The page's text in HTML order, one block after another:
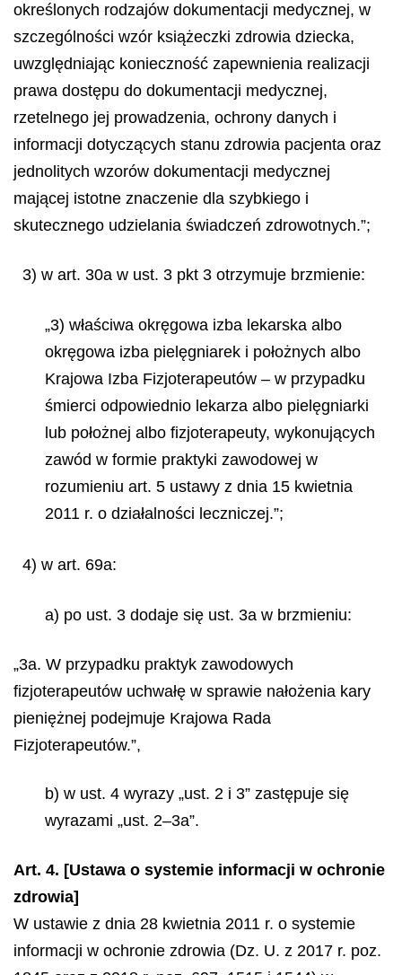
określonych rodzajów dokumentacji medycznej, w
szczególności wzór książeczki zdrowia dziecka,
uwzględniając konieczność zapewnienia realizacji
prawa dostępu do dokumentacji medycznej,
rzetelnego jej prowadzenia, ochrony danych i
informacji dotyczących stanu zdrowia pacjenta oraz
jednolitych wzorów dokumentacji medycznej
mającej istotne znaczenie dla szybkiego i
skutecznego udzielania świadczeń zdrowotnych.”;
3) w art. 30a w ust. 3 pkt 3 otrzymuje brzmienie:
„3) właściwa okręgowa izba lekarska albo
okręgowa izba pielęgniarek i położnych albo
Krajowa Izba Fizjoterapeutów – w przypadku
śmierci odpowiednio lekarza albo pielęgniarki
lub położnej albo fizjoterapeuty, wykonujących
zawód w formie praktyki zawodowej w
rozumieniu art. 5 ustawy z dnia 15 kwietnia
2011 r. o działalności leczniczej.”;
4) w art. 69a:
a) po ust. 3 dodaje się ust. 3a w brzmieniu:
„3a. W przypadku praktyk zawodowych
fizjoterapeutów uchwałę w sprawie nałożenia kary
pieniężnej podejmuje Krajowa Rada
Fizjoterapeutów.”,
b) w ust. 4 wyrazy „ust. 2 i 3” zastępuje się
wyrazami „ust. 2–3a”.
Art. 4. [Ustawa o systemie informacji w ochronie
zdrowia]
W ustawie z dnia 28 kwietnia 2011 r. o systemie
informacji w ochronie zdrowia (Dz. U. z 2017 r. poz.